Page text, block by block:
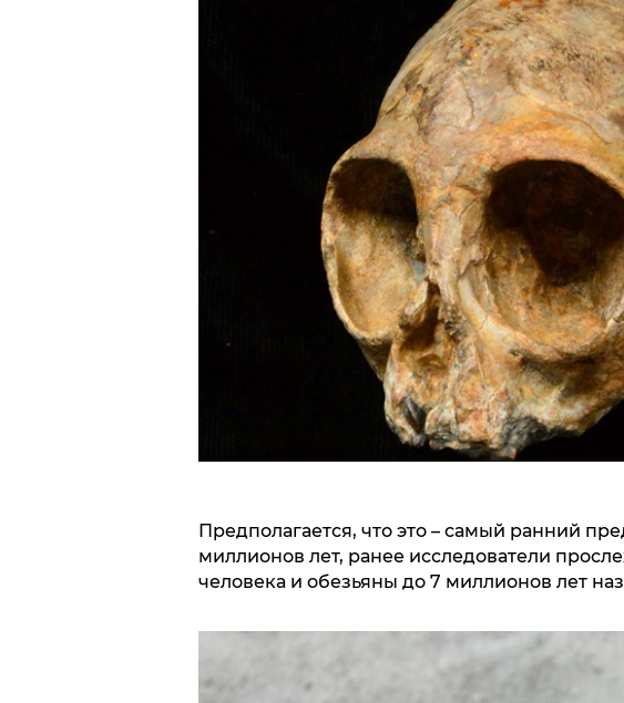
Предполагается, что это – самый ранний
миллионов лет, ранее исследователи
человека и обезьяны до 7 миллионов лет